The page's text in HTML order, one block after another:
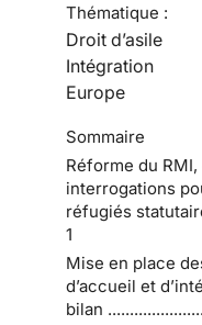
Thématique :
Droit d’asile
Intégration
Europe
Sommaire
Réforme du
interrogations
réfugiés
1
Mise en place
d’accueil et
bilan